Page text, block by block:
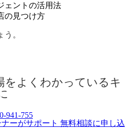
ェントの活用法
の見つけ方
。
をよくわかっているキ
941-755
ーがサポート 無料相談に申し込